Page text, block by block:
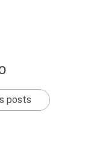
posts